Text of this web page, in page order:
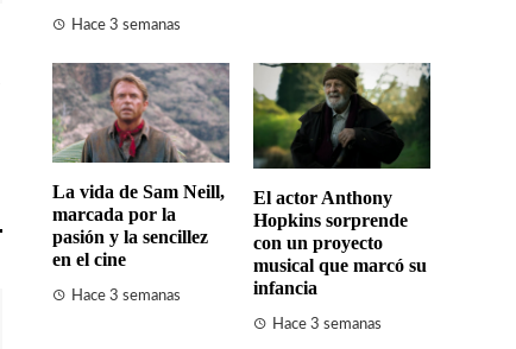
Hace 3 semanas
La vida de Sam Neill,
marcada por la
pasión y la sencillez
en el cine
Hace 3 semanas
El actor Anthony
Hopkins sorprende
con un proyecto
musical que marcó su
infancia
Hace 3 semanas